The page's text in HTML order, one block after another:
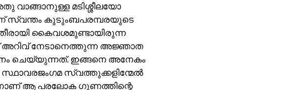
വാങ്ങാനുള്ള മടിശ്ശീലയോ
സ്വന്തം കുടുംബപരമ്പരയുടെ
കൈവശമുണ്ടായിരുന്ന
അറിവ് നേടാനെത്തുന്ന അജ്ഞാത
ചെയ്യുന്നത്. ഇങ്ങനെ അനേകം
സ്ഥാവരജംഗമ സ്വത്തുക്കളിന്മേല്‍
ആ പരലോക ഗുണത്തിന്റെ